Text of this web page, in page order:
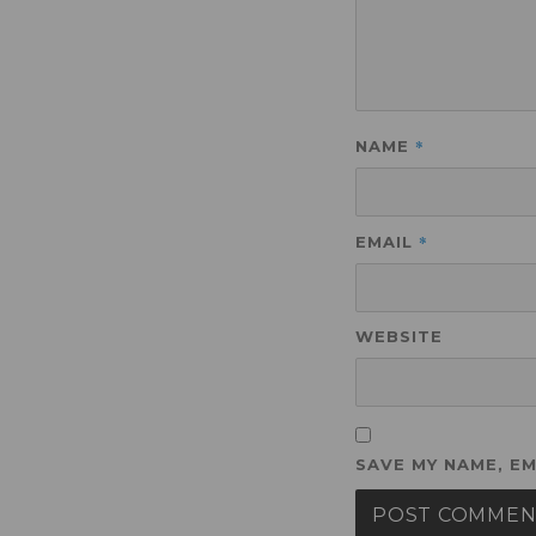
NAME *
EMAIL *
WEBSITE
SAVE MY NAME,